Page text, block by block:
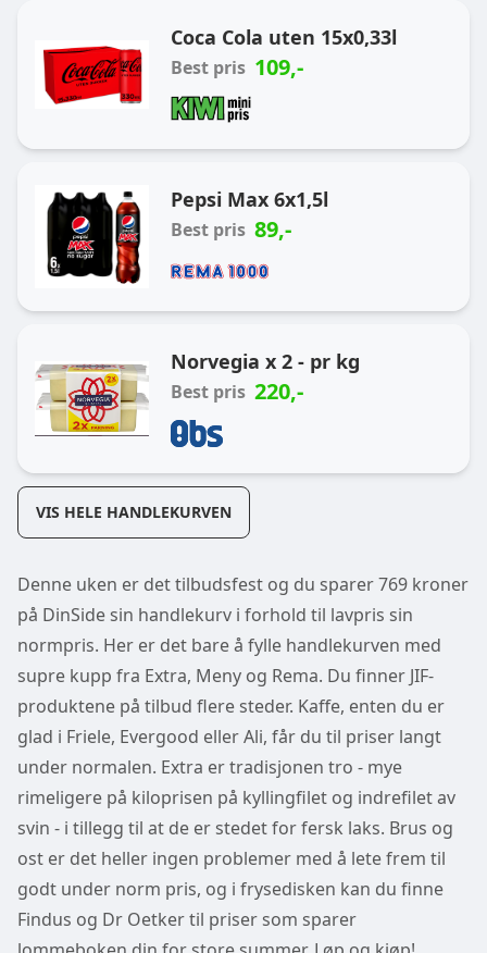
Coca Cola uten 15x0,33l
Best pris 109,-
Pepsi Max 6x1,5l
Best pris 89,-
Norvegia x 2 - pr kg
Best pris 220,-
VIS HELE HANDLEKURVEN
Denne uken er det tilbudsfest og du sparer 769 kroner
på DinSide sin handlekurv i forhold til lavpris sin
normpris. Her er det bare å fylle handlekurven med
supre kupp fra Extra, Meny og Rema. Du finner JIF-
produktene på tilbud flere steder. Kaffe, enten du er
glad i Friele, Evergood eller Ali, får du til priser langt
under normalen. Extra er tradisjonen tro - mye
rimeligere på kiloprisen på kyllingfilet og indrefilet av
svin - i tillegg til at de er stedet for fersk laks. Brus og
ost er det heller ingen problemer med å lete frem til
godt under norm pris, og i frysedisken kan du finne
Findus og Dr Oetker til priser som sparer